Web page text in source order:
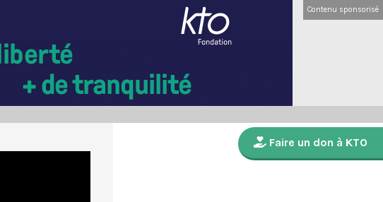
Contenu sponsorisé
Faire un don à KTO